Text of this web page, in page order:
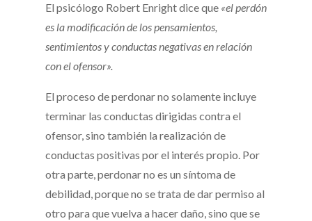
El psicólogo Robert Enright dice que «el perdón
es la modificación de los pensamientos,
sentimientos y conductas negativas en relación
con el ofensor».
El proceso de perdonar no solamente incluye
terminar las conductas dirigidas contra el
ofensor, sino también la realización de
conductas positivas por el interés propio. Por
otra parte, perdonar no es un síntoma de
debilidad, porque no se trata de dar permiso al
otro para que vuelva a hacer daño, sino que se